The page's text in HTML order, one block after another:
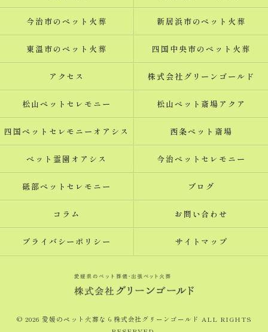
今治市のペット火葬 新居浜市のペット火葬
東温市のペット火葬 四国中央市のペット火葬
アクセス 株式会社グリーンゴールド
松山ペットセレモニー 松山ペット斎場アクア
四国ペットセレモニーオアシス 西条ペット斎場
ペット霊園オアシス 今治ペットセレモニー
砥部ペットセレモニー ブログ
コラム お問い合わせ
プライバシーポリシー サイトマップ
© 2026 愛媛のペット火葬なら株式会社グリーンゴールド ALL RIGHTS